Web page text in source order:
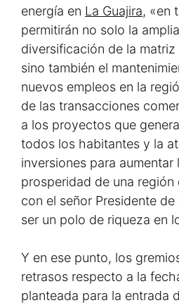
energía en La Guajira, «en
permitirán no solo la
diversificación de la
sino también el
nuevos empleos en la
de las transacciones
a los proyectos que
todos los habitantes y la
inversiones para
prosperidad de una
con el señor Presidente
ser un polo de riqueza en
Y en ese punto, los
retrasos respecto a la
planteada para la entrada